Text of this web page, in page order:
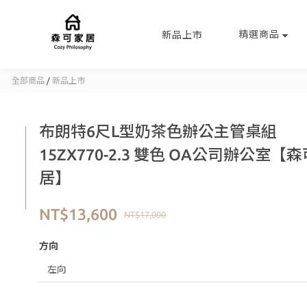
新品上市 精選商品
全部商品 / 新品上市
布朗特6尺L型奶茶色辦公主管桌組
15ZX770-2.3 雙色 OA公司辦公室【森
居】
NT$17,000
NT$13,600
方向